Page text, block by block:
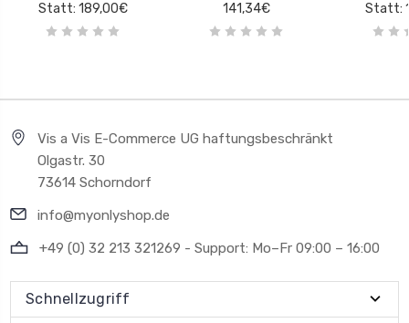
Statt: 189,00€ 141,34€ Statt:
Vis a Vis E-Commerce UG haftungsbeschränkt
Olgastr. 30
73614 Schorndorf
info@myonlyshop.de
+49 (0) 32 213 321269 - Support: Mo–Fr 09:00 – 16:00
Schnellzugriff